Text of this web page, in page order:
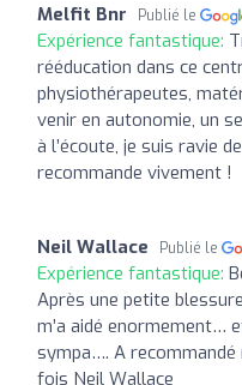
Melfit Bnr Publié le
Expérience fantastique:
rééducation dans ce
physiothérapeutes,
venir en autonomie, un
à l’écoute, je suis ravie
recommande vivement !
Neil Wallace Publié le
Expérience fantastique:
Après une petite
m’a aidé enormement…
sympa…. A
fois Neil Wallace